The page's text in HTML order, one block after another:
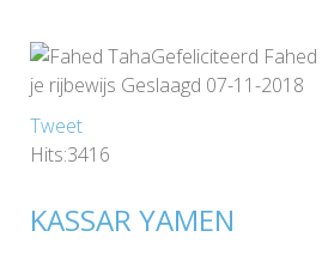
Gefeliciteerd
je rijbewijs Geslaagd 07-11-2018
Tweet
Hits:3416
KASSAR YAMEN